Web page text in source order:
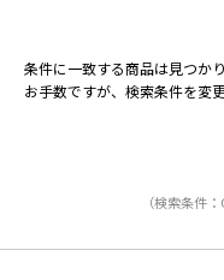
条件に一致する商品は見つか
お手数ですが、検索条件を変
（検索条件